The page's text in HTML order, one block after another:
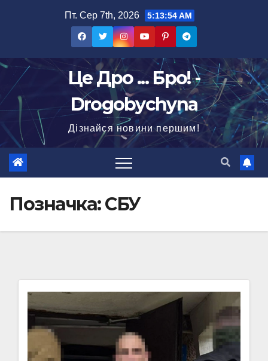
Пт. Сер 7th, 2026 5:13:56 AM
Це Дро ... Бро! -
Drogobychyna
Дізнайся новини першим!
Позначка:СБУ